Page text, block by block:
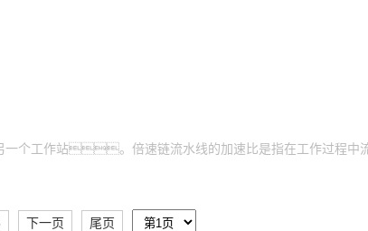
一个工作站。倍速链流水线的加速比是指在工作过程
下一页 尾页